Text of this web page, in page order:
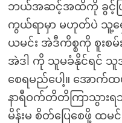
ဘယ်အဆင့်အထိကို ခွင့်
ကွယ်ရာမှာ မဟုတ်ပဲ သူ့
ယမင်း အဲဒီကိစ္စကို စူး
အဲဒါ ကို သူမခံနိုင်ရင် သူ
စေရမည်ပေါ့။ အောက်
နာရီဝက်တိတိကြာသွား
မိန်းမ စိတ်ပြေစေဖို့ ထမင်